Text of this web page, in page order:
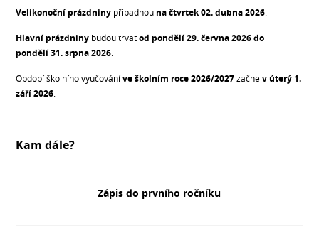
Velikonoční prázdniny připadnou na čtvrtek 02. dubna 2026
Hlavní prázdniny budou trvatod pondělí 29. června 2026 do
pondělí31. srpna 2026
Období školního vyučováníve školním roce 2026/2027začnev úterý 1.
září 2026
Kam dále?
Zápis do prvního ročníku